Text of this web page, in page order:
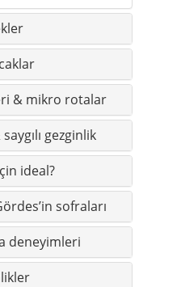
& mikro rotalar
gezginlik
ideal?
sofraları
deneyimleri